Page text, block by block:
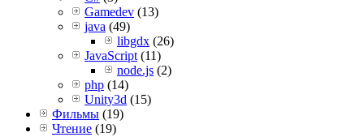
Gamedev (13)
java (49)
libgdx (26)
JavaScript (11)
node.js (2)
php (14)
Unity3d (15)
Фильмы (19)
Чтение (19)